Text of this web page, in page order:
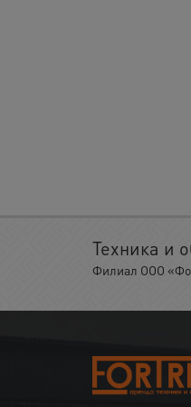
Техника и
Филиал ООО